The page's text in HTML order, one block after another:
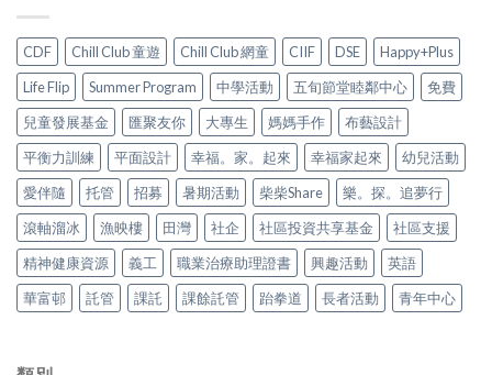
CDF Chill Club 童遊 Chill Club 網童 CIIF DSE
Happy+Plus
Life Flip
Summer Program 中學活動 五旬節堂睦鄰中心
免費
兒童發展基金
匯聚友你 大專生 媽媽手作
布藝設計
平衡力訓練
平面設計 幸福。家。起來 幸福家起來
幼兒活動
愛伴隨
托管 招募 暑期活動 柴柴Share
樂。探。追夢行
滾軸溜冰
漁映樓 田灣 社企 社區投資共享基金
社區支援
精神健康資源
義工 職業治療助理證書 興趣活動
英語
華富邨
託管 課託 課餘託管 跆拳道 長者活動 青年中心